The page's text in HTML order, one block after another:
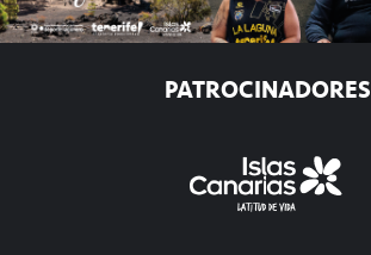
PATROCINADORES